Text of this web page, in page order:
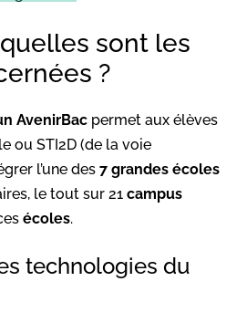
sont les
?
AvenirBac permet aux élèves
ou STI2D (de la voie
l’une des 7 grandes écoles
le tout sur 21 campus
écoles.
technologies du